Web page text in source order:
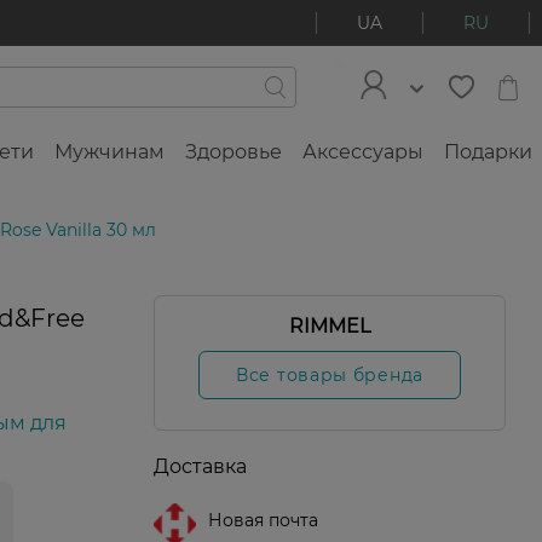
UA RU
Мужчинам Здоровье Аксессуары Подарки
Vanilla 30 мл
для
RIMMEL
Все товары бренда
Доставка
Новая почта